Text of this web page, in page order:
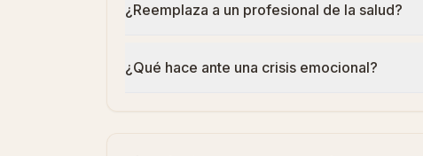
¿Reemplaza a un profesional de la salud?
¿Qué hace ante una crisis emocional?